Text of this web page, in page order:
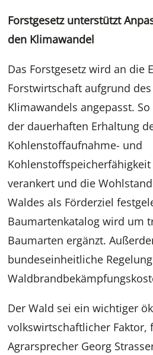
Forstgesetz unterstützt
den Klimawandel
Das Forstgesetz wird an die
Forstwirtschaft aufgrund
Klimawandels angepasst.
der dauerhaften Erhaltung
Kohlenstoffaufnahme- und
verankert und die
Waldes als Förderziel
Baumartenkatalog wird um
Baumarten ergänzt.
bundeseinheitliche
Der Wald sei ein wichtiger
volkswirtschaftlicher Faktor,
Agrarsprecher Georg